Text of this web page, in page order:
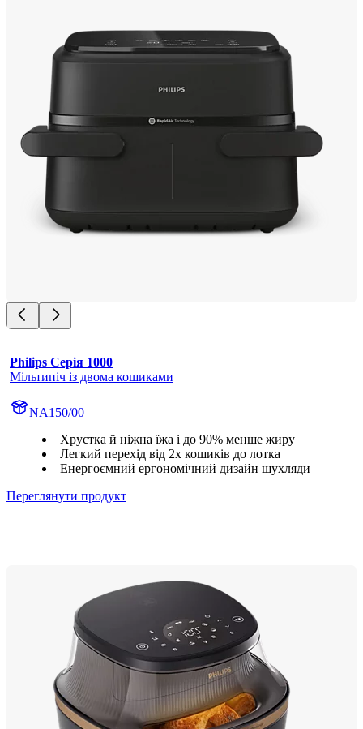
Philips Серія 1000
Мільтипіч із двома кошиками
NA150/00
Хрустка й ніжна їжа і до 90% менше жиру
Легкий перехід від 2х кошиків до лотка
Енергоємний ергономічний дизайн шухляди
Переглянути продукт